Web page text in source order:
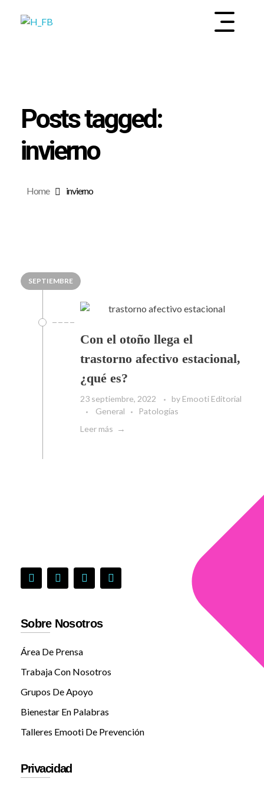
Home invierno
Posts tagged:
invierno
SEPTIEMBRE
Con el otoño llega el
trastorno afectivo estacional,
¿qué es?
23 septiembre, 2022 by Emooti Editorial
General
Patologías
Leer más
Sobre Nosotros
Área De Prensa
Trabaja Con Nosotros
Grupos De Apoyo
Bienestar En Palabras
Talleres Emooti De Prevención
Privacidad